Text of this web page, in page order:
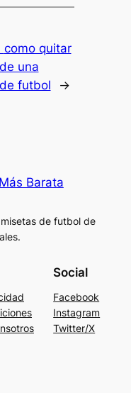
como quitar
una
futbol
→
Barata
de futbol de
Social
Facebook
Instagram
Twitter/X